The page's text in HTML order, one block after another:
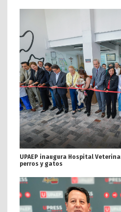
UPAEP inaugura Hospital
perros y gatos